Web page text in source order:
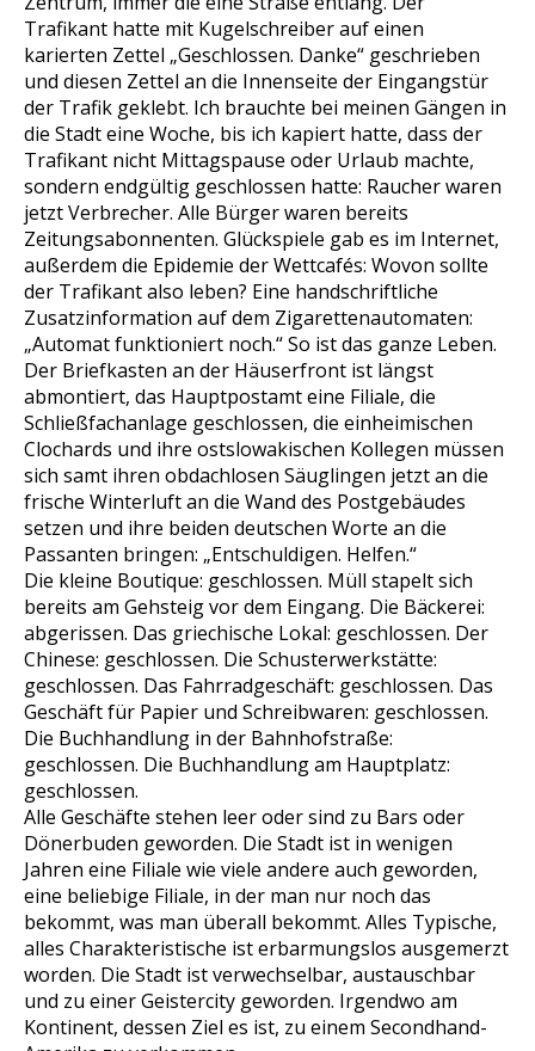
Trafikant hatte mit Kugelschreiber auf einen
karierten Zettel „Geschlossen. Danke“ geschrieben
und diesen Zettel an die Innenseite der Eingangstür
der Trafik geklebt. Ich brauchte bei meinen Gängen in
die Stadt eine Woche, bis ich kapiert hatte, dass der
Trafikant nicht Mittagspause oder Urlaub machte,
sondern endgültig geschlossen hatte: Raucher waren
jetzt Verbrecher. Alle Bürger waren bereits
Zeitungsabonnenten. Glückspiele gab es im Internet,
außerdem die Epidemie der Wettcafés: Wovon sollte
der Trafikant also leben? Eine handschriftliche
Zusatzinformation auf dem Zigarettenautomaten:
„Automat funktioniert noch.“ So ist das ganze Leben.
Der Briefkasten an der Häuserfront ist längst
abmontiert, das Hauptpostamt eine Filiale, die
Schließfachanlage geschlossen, die einheimischen
Clochards und ihre ostslowakischen Kollegen müssen
sich samt ihren obdachlosen Säuglingen jetzt an die
frische Winterluft an die Wand des Postgebäudes
setzen und ihre beiden deutschen Worte an die
Passanten bringen: „Entschuldigen. Helfen.“
Die kleine Boutique: geschlossen. Müll stapelt sich
bereits am Gehsteig vor dem Eingang. Die Bäckerei:
abgerissen. Das griechische Lokal: geschlossen. Der
Chinese: geschlossen. Die Schusterwerkstätte:
geschlossen. Das Fahrradgeschäft: geschlossen. Das
Geschäft für Papier und Schreibwaren: geschlossen.
Die Buchhandlung in der Bahnhofstraße:
geschlossen. Die Buchhandlung am Hauptplatz:
geschlossen.
Alle Geschäfte stehen leer oder sind zu Bars oder
Dönerbuden geworden. Die Stadt ist in wenigen
Jahren eine Filiale wie viele andere auch geworden,
eine beliebige Filiale, in der man nur noch das
bekommt, was man überall bekommt. Alles Typische,
alles Charakteristische ist erbarmungslos ausgemerzt
worden. Die Stadt ist verwechselbar, austauschbar
und zu einer Geistercity geworden. Irgendwo am
Kontinent, dessen Ziel es ist, zu einem Secondhand-